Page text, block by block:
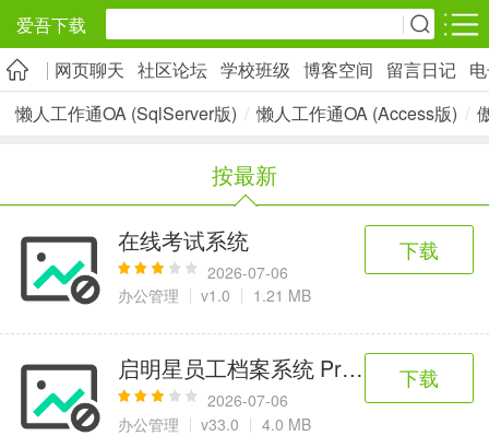
爱吾下载
安卓应用 安卓游戏
旅游出行
社交通讯
2千+款应用
影音播放
实用工具
2万+款应用
金融理财
2百+款应用
网上购物
资讯阅读
1万+款应用
学习办公
3万+款应用
生活服务
2万+款应用
网页聊天 社区论坛 学校班级 博客空间 留言日记
懒人工作通OA (SqlServer版) / 懒人工作通OA (Access版) /
按最新
在线考试系统
2026-07-06
办公管理
v1.0 1.21 MB
下载
启明星员工档案系统 Profile
2026-07-06
办公管理
v33.0 4.0 MB
下载